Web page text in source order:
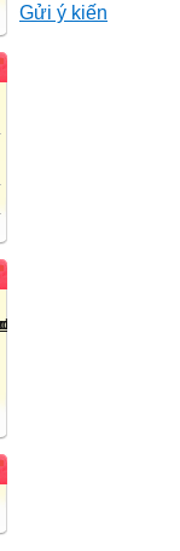
Gửi ý kiến